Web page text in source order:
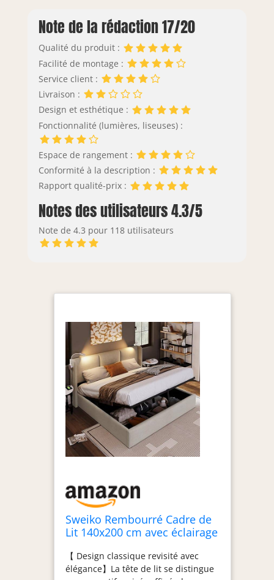
Note de la rédaction 17/20
Qualité du produit :
Facilité de montage :
Service client :
Livraison :
Design et esthétique :
Fonctionnalité (lumières, liseuses) :
Espace de rangement :
Conformité à la description :
Rapport qualité-prix :
Notes des utilisateurs 4.3/5
Note de 4.3 pour 118 utilisateurs
Sweiko Rembourré Cadre de
Lit 140x200 cm avec éclairage
Lattes,USB Chargement,
Linen (sans Matelas)
【 Design classique revisité avec
élégance】La tête de lit se distingue